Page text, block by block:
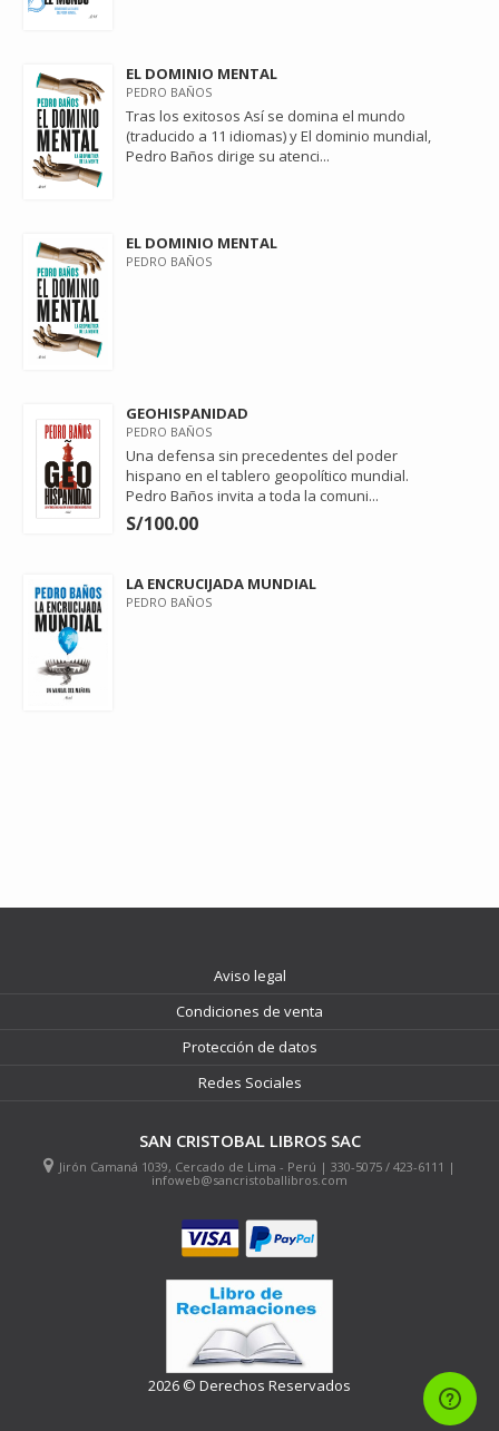
EL DOMINIO MENTAL
PEDRO BAÑOS
Tras los exitosos Así se domina el mundo
(traducido a 11 idiomas) y El dominio mundial,
Pedro Baños dirige su atenci...
EL DOMINIO MENTAL
PEDRO BAÑOS
GEOHISPANIDAD
PEDRO BAÑOS
Una defensa sin precedentes del poder
hispano en el tablero geopolítico mundial.
Pedro Baños invita a toda la comuni...
S/100.00
LA ENCRUCIJADA MUNDIAL
PEDRO BAÑOS
Aviso legal
Condiciones de venta
Protección de datos
Redes Sociales
SAN CRISTOBAL LIBROS SAC
Jirón Camaná 1039, Cercado de Lima - Perú | 330-5075 / 423-6111 |
infoweb@sancristoballibros.com
2026 © Derechos Reservados